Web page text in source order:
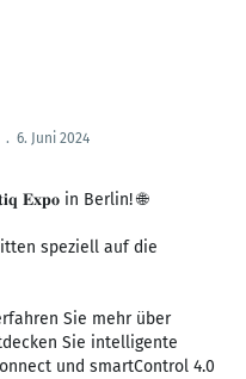
. 6. Juni 2024
𝐄𝐱𝐩𝐨 in Berlin! 🌐
speziell auf die
Sie mehr über
Sie intelligente
und smartControl 4.0